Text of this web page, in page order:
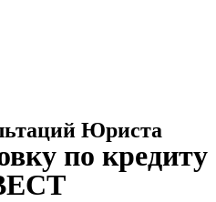
Юриста
по кредиту